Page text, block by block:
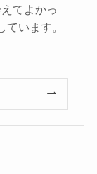
てよかっ
います。